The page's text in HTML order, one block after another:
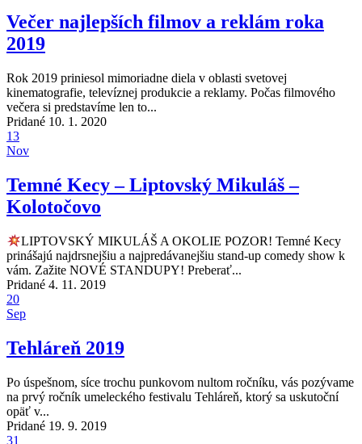
Večer najlepších filmov a reklám roka
2019
Rok 2019 priniesol mimoriadne diela v oblasti svetovej
kinematografie, televíznej produkcie a reklamy. Počas filmového
večera si predstavíme len to...
Pridané 10. 1. 2020
13
Nov
Temné Kecy – Liptovský Mikuláš –
Kolotočovo
LIPTOVSKÝ MIKULÁŠ A OKOLIE POZOR! Temné Kecy
prinášajú najdrsnejšiu a najpredávanejšiu stand-up comedy show k
vám. Zažite NOVÉ STANDUPY! Preberať...
Pridané 4. 11. 2019
20
Sep
Tehláreň 2019
Po úspešnom, síce trochu punkovom nultom ročníku, vás pozývame
na prvý ročník umeleckého festivalu Tehláreň, ktorý sa uskutoční
opäť v...
Pridané 19. 9. 2019
31